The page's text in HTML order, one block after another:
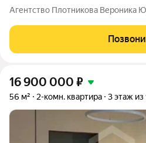
расположенная в Приморском
Петербург, Планерная ул., дом 67,
расположена на 13-ом этаже 17-ти
Агентство Плотникова Вероника
16 900 000 ₽
56 м² 2-комн. квартира 3 этаж из